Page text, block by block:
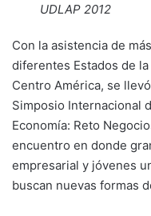
UDLAP 2012
Con la asistencia de
diferentes Estados de
Centro América, se
Simposio Internacional
Economía: Reto
encuentro en donde
empresarial y jóvenes
buscan nuevas formas